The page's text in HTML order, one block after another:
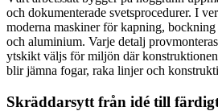
och dokumenterade svetsprocedurer. I
moderna maskiner för kapning,
och aluminium. Varje detalj
ytskikt väljs för miljön där konstruktionen
blir jämna fogar, raka linjer och
Skräddarsytt från idé till